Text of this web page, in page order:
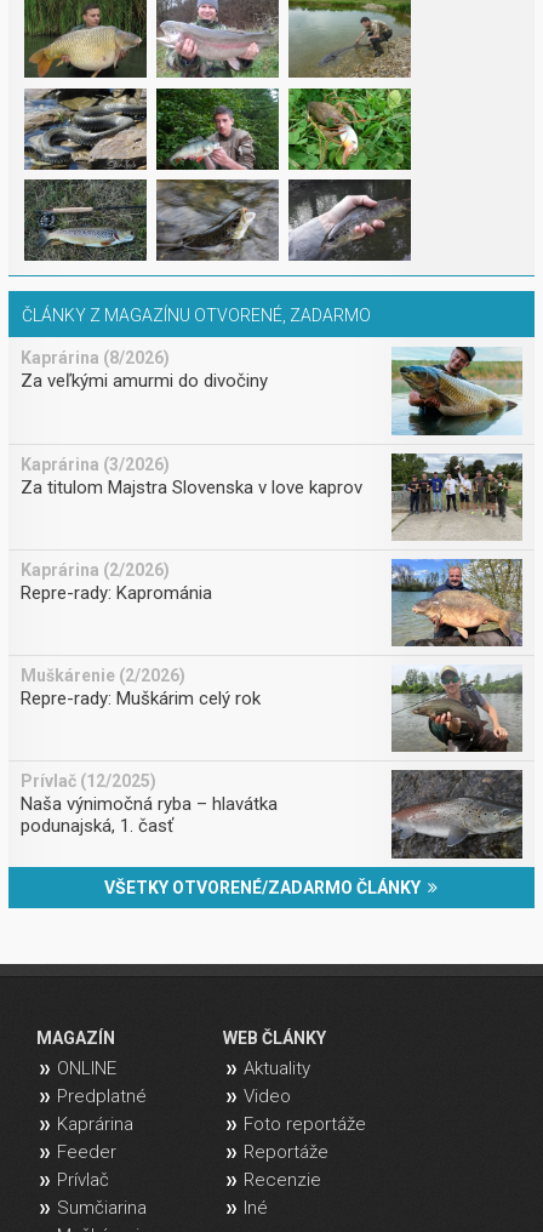
ČLÁNKY Z MAGAZÍNU OTVORENÉ, ZADARMO
Kaprárina (8/2026)
Za veľkými amurmi do divočiny
Kaprárina (3/2026)
Za titulom Majstra Slovenska v love kaprov
Kaprárina (2/2026)
Repre-rady: Kaprománia
Muškárenie (2/2026)
Repre-rady: Muškárim celý rok
Prívlač (12/2025)
Naša výnimočná ryba – hlavátka
podunajská, 1. časť
VŠETKY OTVORENÉ/ZADARMO ČLÁNKY
MAGAZÍN
ONLINE
Predplatné
Kaprárina
Feeder
Prívlač
Sumčiarina
WEB ČLÁNKY
Aktuality
Video
Foto reportáže
Reportáže
Recenzie
Iné